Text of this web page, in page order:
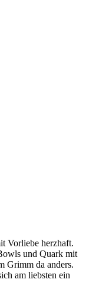
Vorliebe herzhaft.
und Quark mit
Grimm da anders.
am liebsten ein